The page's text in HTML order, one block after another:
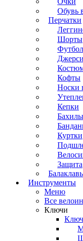
Обувь
Перчатки
Шорты
Джерси
Кофты
Носки
Кепки
Куртки
Защита
Инструменты
Меню
Все
Ключи